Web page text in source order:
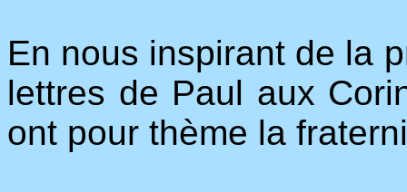
En nous inspirant de la
lettres de Paul aux
ont pour thème la